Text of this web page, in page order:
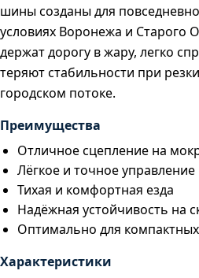
шины созданы для
условиях Воронежа и Старого
держат дорогу в жару, легко
теряют стабильности при
городском потоке.
Преимущества
Отличное сцепление на
Лёгкое и точное управление
Тихая и комфортная езда
Надёжная устойчивость на
Оптимально для компактных
Характеристики